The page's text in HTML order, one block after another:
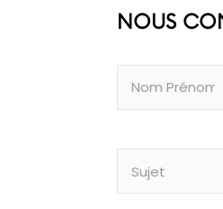
NOUS